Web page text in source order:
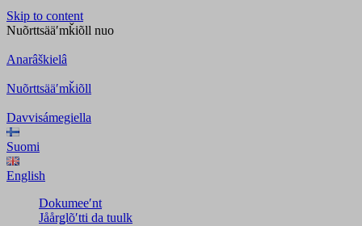
Skip to content
Nuõrttsääʹmǩiõll nuo
Anarâškielâ
Nuõrttsääʹmǩiõll
Davvisámegiella
Suomi
English
Dokumeeʹnt
Jåårǥlõʹtti da tuulk